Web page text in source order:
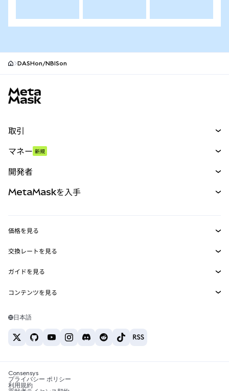
DASHon/NBISon
取引
パーペチュアル
RWA
マネー 新規
開発者
MetaMask Connect
Snaps
Web3サービス
MetaMaskを入手
セキュリティ
サポート
キャリア
お問い合わせ
価格を見る
イーサリアムの価格
Solanaの価格
Tetherの価格
交換レートを見る
ETH→USD
USDT→INR
BTC→INR
ETH→USDT
ガイドを見る
ETHの購入
USDTの購入
SHIBの購入
BNBの購入
コンテンツを見る
Solanaウォレット
税制関連ニュース
日本語
Consensys
プライバシー ポリシー
利用規約